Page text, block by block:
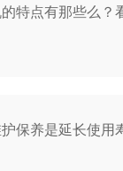
特点有那些么？
保养是延长使用